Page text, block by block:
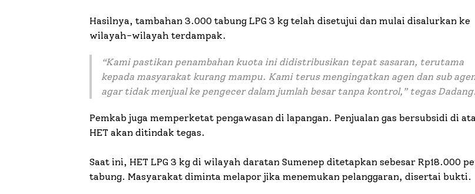
Hasilnya, tambahan 3.000 tabung LPG 3 kg telah disetujui dan mulai disalurkan ke
wilayah-wilayah terdampak.
“Kami pastikan penambahan kuota ini didistribusikan tepat sasaran, terutama
kepada masyarakat kurang mampu. Kami terus mengingatkan agen dan sub
agar tidak menjual ke pengecer dalam jumlah besar tanpa kontrol,” tegas Dadang.
Pemkab juga memperketat pengawasan di lapangan. Penjualan gas bersubsidi di
HET akan ditindak tegas.
Saat ini, HET LPG 3 kg di wilayah daratan Sumenep ditetapkan sebesar Rp18.000
tabung. Masyarakat diminta melapor jika menemukan pelanggaran, disertai bukti.